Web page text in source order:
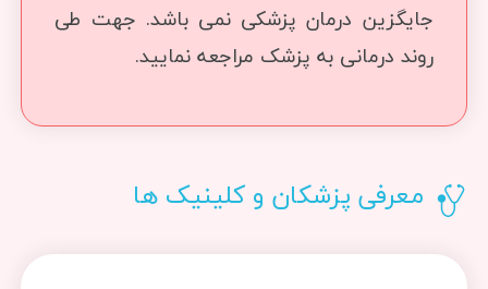
جایگزین درمان پزشکی نمی باشد. جهت طی
روند درمانی به پزشک مراجعه نمایید.
معرفی پزشکان و کلینیک ها